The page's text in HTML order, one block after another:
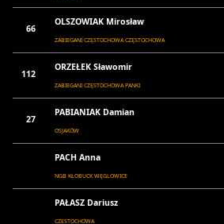
66
OLSZOWIAK Mirosław
ZABIEGANI CZĘSTOCHOWA CZĘSTOCHOWA
112
ORZEŁEK Sławomir
ZABIEGANI CZĘSTOCHOWA PANKI
27
PABIANIAK Damian
OSJAKÓW
PACH Anna
NGB KŁOBUCK WĘGLOWICE
PAŁASZ Dariusz
CZESTOCHOWA